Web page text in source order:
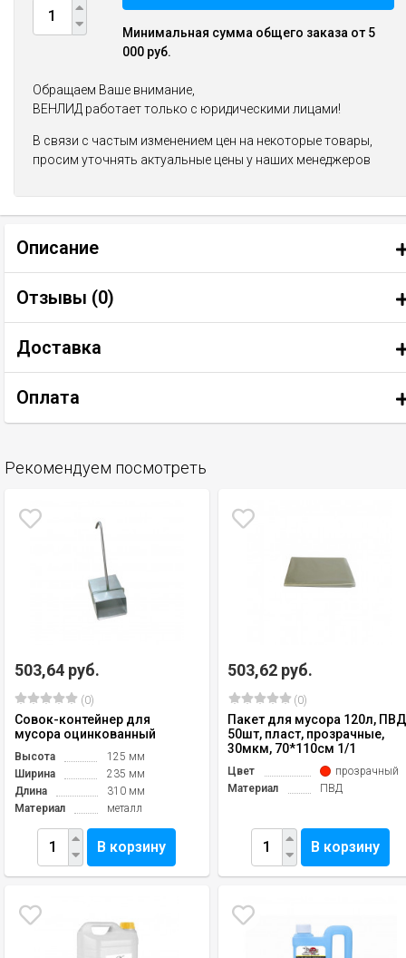
Минимальная сумма общего заказа от 5
000 руб.
Обращаем Ваше внимание,
ВЕНЛИД работает только с юридическими лицами!
В связи с частым изменением цен на некоторые товары,
просим уточнять актуальные цены у наших менеджеров
Описание
Отзывы (0)
Доставка
Оплата
Рекомендуем посмотреть
503,64 руб.
(0)
Совок-контейнер для
мусора оцинкованный
Высота
125 мм
Ширина
235 мм
Длина
310 мм
Материал
металл
В корзину
503,62 руб.
(0)
Пакет для мусора 120л,
50шт, пласт, прозрачные,
30мкм, 70*110см 1/1
Цвет
прозрачный
Материал
ПВД
В корзину